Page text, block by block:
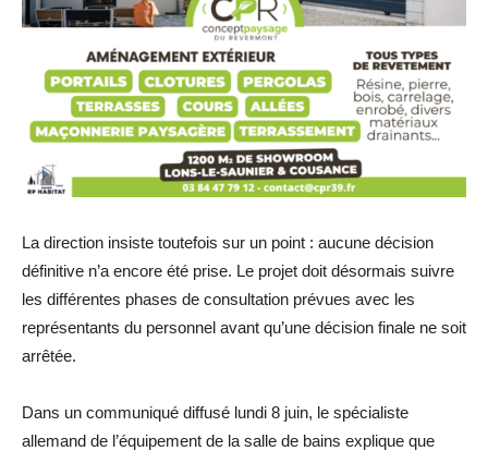
La direction insiste toutefois sur un point : aucune décision
définitive n’a encore été prise. Le projet doit désormais suivre
les différentes phases de consultation prévues avec les
représentants du personnel avant qu’une décision finale ne soit
arrêtée.
Dans un communiqué diffusé lundi 8 juin, le spécialiste
allemand de l’équipement de la salle de bains explique que